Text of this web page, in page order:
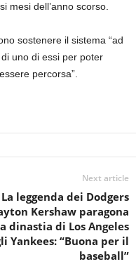
mesi dell’anno scorso.
sostenere il sistema “ad
uno di essi per poter
percorsa”.
Next article
La leggenda dei Dodgers
Kershaw paragona
dinastia di Los Angeles
Yankees: “Buona per il
baseball”